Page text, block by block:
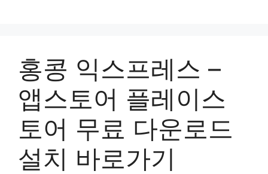
홍콩 익스프레스 –
앱스토어 플레이스
토어 무료 다운로드
설치 바로가기